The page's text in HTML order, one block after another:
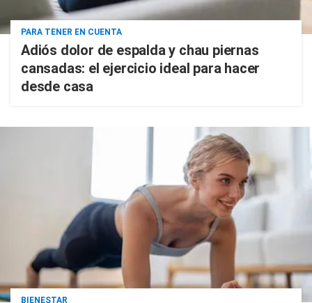
PARA TENER EN CUENTA
Adiós dolor de espalda y chau piernas
cansadas: el ejercicio ideal para hacer
desde casa
BIENESTAR